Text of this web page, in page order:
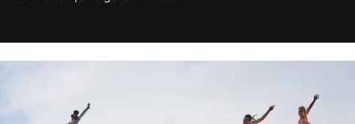
miniobras. Sus puestas en escena son limpias; ponen el